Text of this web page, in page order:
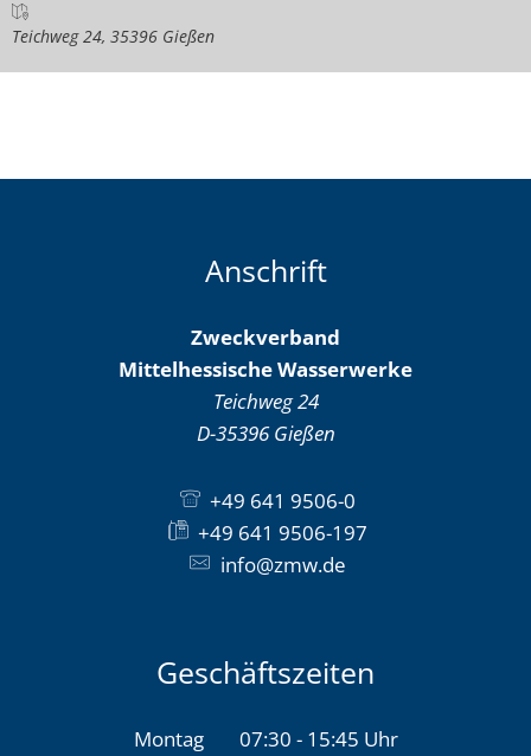
Teichweg 24, 35396 Gießen
Anschrift
Zweckverband
Mittelhessische Wasserwerke
Teichweg 24
D-35396 Gießen
+49 641 9506-0
+49 641 9506-197
info@zmw.de
Geschäftszeiten
Montag 07:30 - 15:45 Uhr